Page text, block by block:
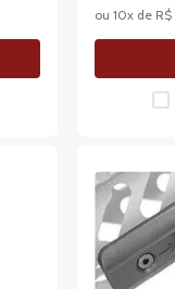
ou 10x de R$